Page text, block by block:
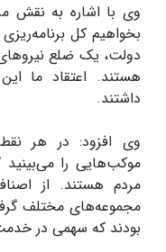
وی با اشاره به نقش
بخواهیم کل
دولت، یک ضلع
هستند. اعتقاد ما
داشتند.
وی افزود: در هر
موکب‌هایی را می‌بینید
مردم هستند. از
مجموعه‌های مختلف
بودند که سهمی در